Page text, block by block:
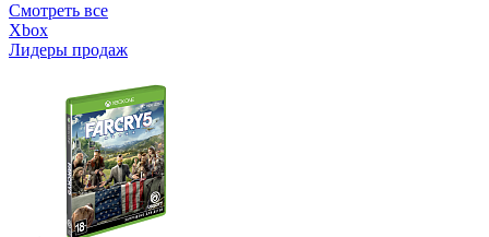
Смотреть все
Xbox
Лидеры продаж